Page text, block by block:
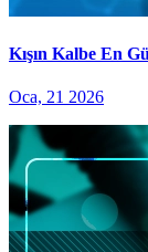
Kışın Kalbe En
Oca, 21 2026